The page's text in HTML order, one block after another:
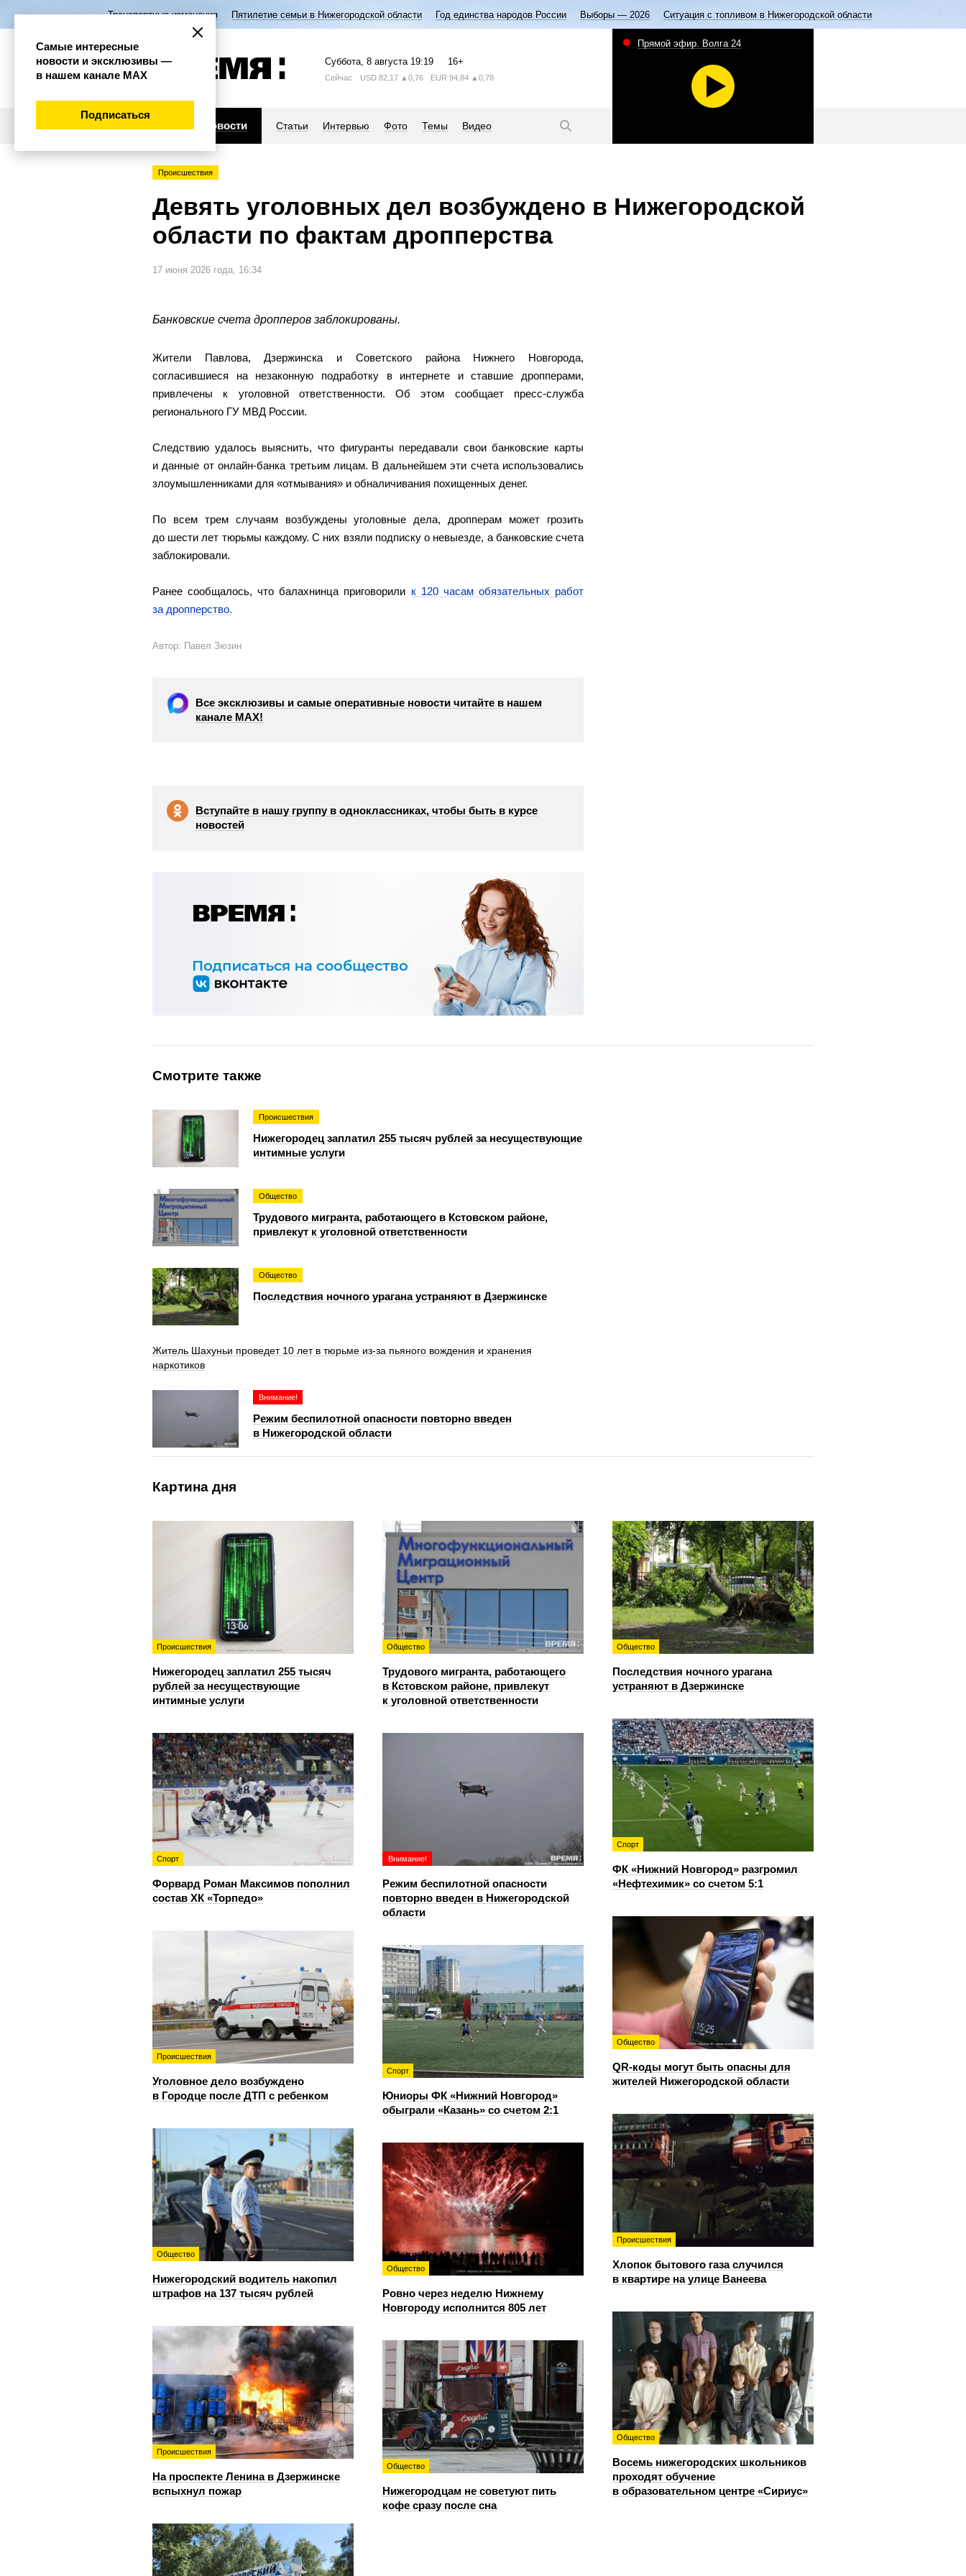
Транспортные изменения Пятилетие семьи в Нижегородской области Год единства народов России Выборы — 2026 Ситуация с топливом в Нижегородской области
Суббота, 8 августа 19:19 16+
Сейчас USD 82,17 ▲0,76 EUR 94,84 ▲0,78
Новости Статьи Интервью Фото Темы Видео
Прямой эфир. Волга 24
Происшествия
Девять уголовных дел возбуждено в Нижегородской
области по фактам дропперства
17 июня 2026 года, 16:34
Банковские счета дропперов заблокированы.
Жители Павлова, Дзержинска и Советского района Нижнего Новгорода,
согласившиеся на незаконную подработку в интернете и ставшие дропперами,
привлечены к уголовной ответственности. Об этом сообщает пресс-служба
регионального ГУ МВД России.
Следствию удалось выяснить, что фигуранты передавали свои банковские карты
и данные от онлайн-банка третьим лицам. В дальнейшем эти счета использовались
злоумышленниками для «отмывания» и обналичивания похищенных денег.
По всем трем случаям возбуждены уголовные дела, дропперам может грозить
до шести лет тюрьмы каждому. С них взяли подписку о невыезде, а банковские счета
заблокировали.
Ранее сообщалось, что балахнинца приговорили к 120 часам обязательных работ
за дропперство.
Автор: Павел Зюзин
Все эксклюзивы и самые оперативные новости читайте в нашем
канале МАХ!
Вступайте в нашу группу в одноклассниках, чтобы быть в курсе
новостей
Смотрите также
Происшествия
Нижегородец заплатил 255 тысяч рублей за несуществующие
интимные услуги
Общество
Трудового мигранта, работающего в Кстовском районе,
привлекут к уголовной ответственности
Общество
Последствия ночного урагана устраняют в Дзержинске
Житель Шахуньи проведет 10 лет в тюрьме из-за пьяного вождения и хранения
наркотиков
Внимание!
Режим беспилотной опасности повторно введен
в Нижегородской области
Картина дня
Происшествия
Нижегородец заплатил 255 тысяч
рублей за несуществующие
интимные услуги
Общество
Трудового мигранта, работающего
в Кстовском районе, привлекут
к уголовной ответственности
Общество
Последствия ночного урагана
устраняют в Дзержинске
Спорт
ФК «Нижний Новгород» разгромил
«Нефтехимик» со счетом 5:1
Спорт
Форвард Роман Максимов пополнил
состав ХК «Торпедо»
Внимание!
Режим беспилотной опасности
повторно введен в Нижегородской
области
Общество
QR-коды могут быть опасны для
жителей Нижегородской области
Происшествия
Уголовное дело возбуждено
в Городце после ДТП с ребенком
Спорт
Юниоры ФК «Нижний Новгород»
обыграли «Казань» со счетом 2:1
Происшествия
Хлопок бытового газа случился
в квартире на улице Ванеева
Общество
Нижегородский водитель накопил
штрафов на 137 тысяч рублей
Общество
Ровно через неделю Нижнему
Новгороду исполнится 805 лет
Общество
Восемь нижегородских школьников
проходят обучение
в образовательном центре «Сириус»
Происшествия
На проспекте Ленина в Дзержинске
вспыхнул пожар
Общество
Нижегородцам не советуют пить
кофе сразу после сна
Самые интересные
новости и эксклюзивы —
в нашем канале МАХ
Подписаться